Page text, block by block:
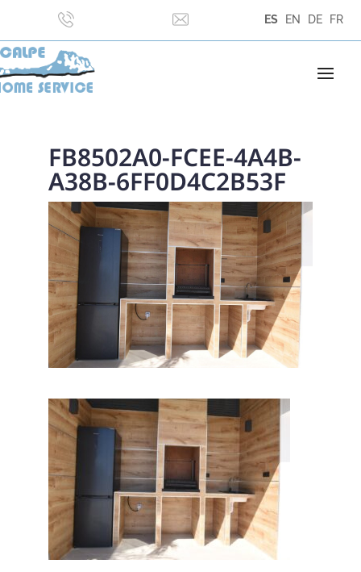
ES EN DE FR
FB8502A0-FCEE-4A4B-
A38B-6FF0D4C2B53F